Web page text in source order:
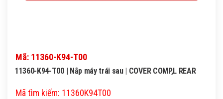
Mã: 11360-K94-T00
11360-K94-T00 | Nắp máy trái sau | COVER COMP,L REAR
Mã tìm kiếm: 11360K94T00